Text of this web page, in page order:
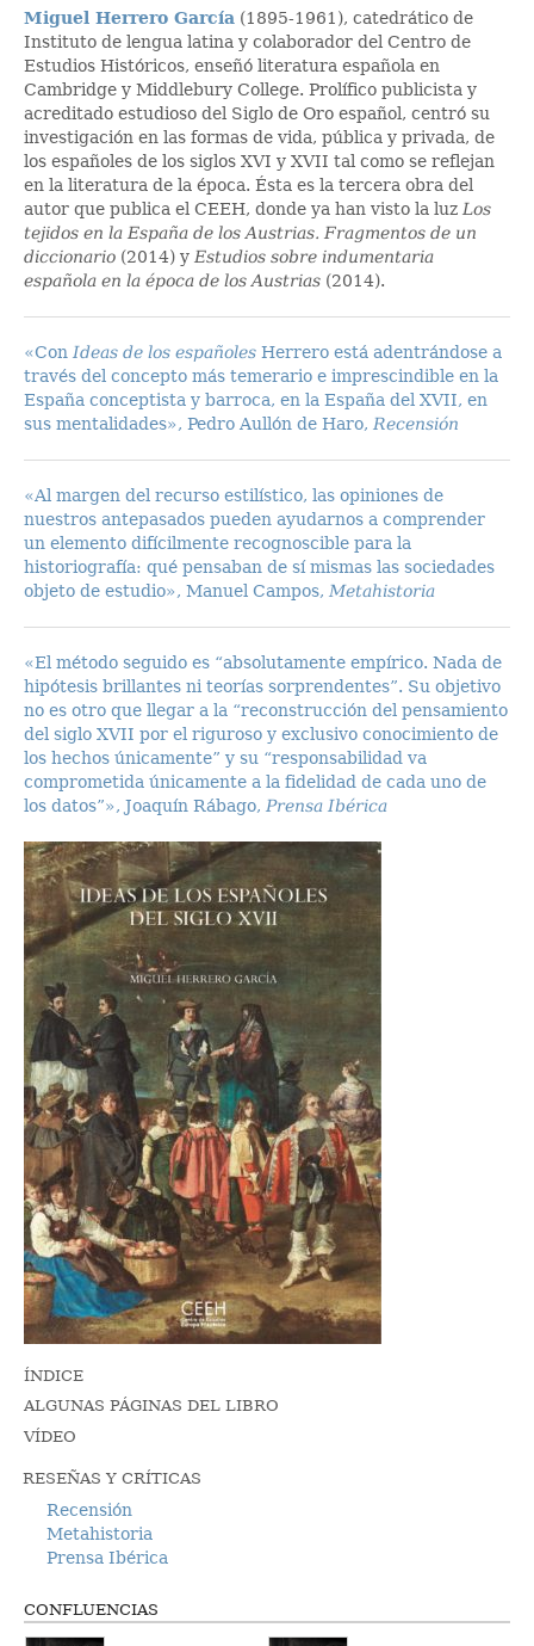
Miguel Herrero García (1895-1961), catedrático de
Instituto de lengua latina y colaborador del Centro de
Estudios Históricos, enseñó literatura española en
Cambridge y Middlebury College. Prolífico publicista y
acreditado estudioso del Siglo de Oro español, centró su
investigación en las formas de vida, pública y privada, de
los españoles de los siglos XVI y XVII tal como se reflejan
en la literatura de la época. Ésta es la tercera obra del
autor que publica el CEEH, donde ya han visto la luz Los
tejidos en la España de los Austrias. Fragmentos de un
diccionario (2014) y Estudios sobre indumentaria
española en la época de los Austrias (2014).
«Con Ideas de los españoles Herrero está adentrándose a
través del concepto más temerario e imprescindible en la
España conceptista y barroca, en la España del XVII, en
sus mentalidades», Pedro Aullón de Haro, Recensión
«Al margen del recurso estilístico, las opiniones de
nuestros antepasados pueden ayudarnos a comprender
un elemento difícilmente recognoscible para la
historiografía: qué pensaban de sí mismas las sociedades
objeto de estudio», Manuel Campos, Metahistoria
«El método seguido es “absolutamente empírico. Nada de
hipótesis brillantes ni teorías sorprendentes”. Su objetivo
no es otro que llegar a la “reconstrucción del pensamiento
del siglo XVII por el riguroso y exclusivo conocimiento de
los hechos únicamente” y su “responsabilidad va
comprometida únicamente a la fidelidad de cada uno de
los datos”», Joaquín Rábago, Prensa Ibérica
ÍNDICE
ALGUNAS PÁGINAS DEL LIBRO
VÍDEO
RESEÑAS Y CRÍTICAS
Recensión
Metahistoria
Prensa Ibérica
CONFLUENCIAS